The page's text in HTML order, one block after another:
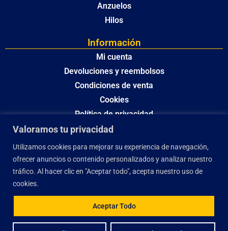
Valoramos tu privacidad
Utilizamos cookies para mejorar su experiencia de navegación,
ofrecer anuncios o contenido personalizados y analizar nuestro
tráfico. Al hacer clic en "Aceptar todo", acepta nuestro uso de
cookies.
Aceptar Todo
Anzuelos
Hilos
Información
Mi cuenta
Devoluciones y reembolsos
Condiciones de venta
Cookies
Política de privacidad